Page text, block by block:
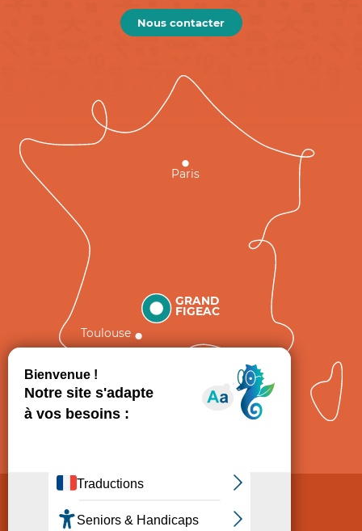
Nous contacter
GRAND
FIGEAC
Toulouse
Paris
Politique de Protection des données